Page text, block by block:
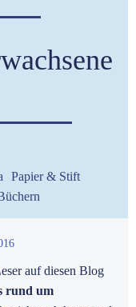
Papier & Stift
auf diesen Blog
rund um